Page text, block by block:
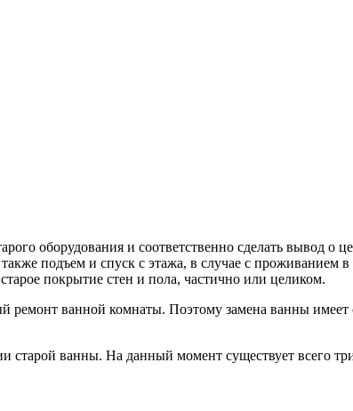
оборудования и соответственно сделать вывод о
подъем и спуск с этажа, в случае с проживанием
покрытие стен и пола, частично или целиком.
ремонт ванной комнаты. Поэтому замена ванны
старой ванны. На данный момент существует всего